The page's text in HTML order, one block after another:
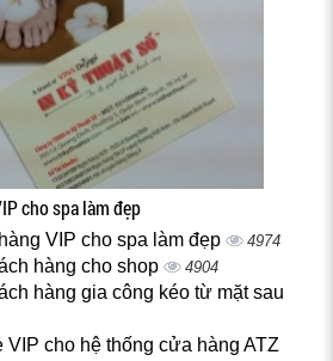
cho spa làm đẹp
VIP cho spa làm đẹp 4974
hàng cho shop 4904
hàng gia công kéo từ mặt sau
VIP cho hệ thống cửa hàng ATZ